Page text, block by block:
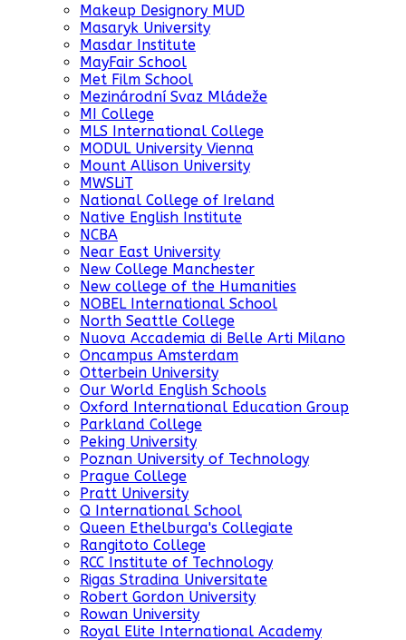
Makeup Designory MUD
Masaryk University
Masdar Institute
MayFair School
Met Film School
Mezinárodní Svaz Mládeže
MI College
MLS International College
MODUL University Vienna
Mount Allison University
MWSLiT
National College of Ireland
Native English Institute
NCBA
Near East University
New College Manchester
New college of the Humanities
NOBEL International School
North Seattle College
Nuova Accademia di Belle Arti Milano
Oncampus Amsterdam
Otterbein University
Our World English Schools
Oxford International Education Group
Parkland College
Peking University
Poznan University of Technology
Prague College
Pratt University
Q International School
Queen Ethelburga's Collegiate
Rangitoto College
RCC Institute of Technology
Rigas Stradina Universitate
Robert Gordon University
Rowan University
Royal Elite International Academy